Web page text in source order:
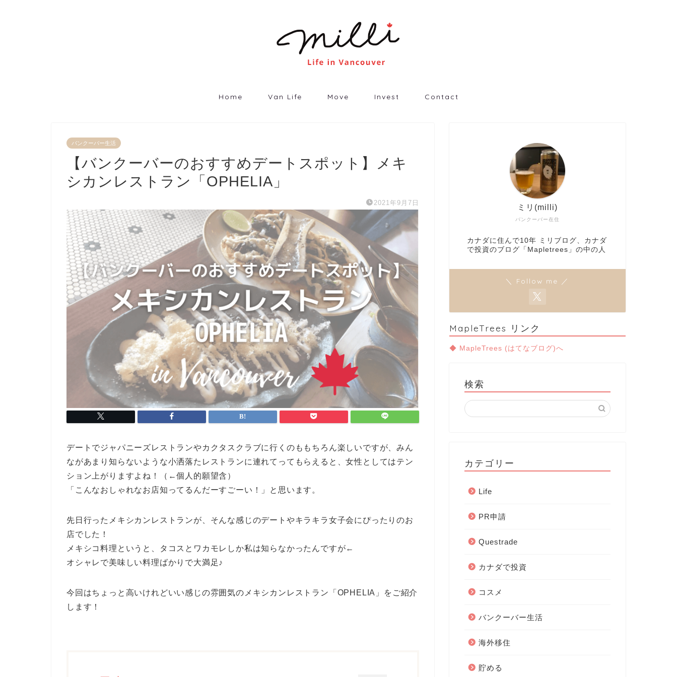
Home Van Life Move Invest Contact
バンクーバー生活
【バンクーバーのおすすめデートスポット】メキ
シカンレストラン「OPHELIA」
2021年9月7日
デートでジャパニーズレストランやカクタスクラブに行くのももちろん楽しいですが、みん
ながあまり知らないような小洒落たレストランに連れてってもらえると、女性としてはテン
ション上がりますよね！（←個人的願望含）
「こんなおしゃれなお店知ってるんだーすごーい！」と思います。
先日行ったメキシカンレストランが、そんな感じのデートやキラキラ女子会にぴったりのお
店でした！
メキシコ料理というと、タコスとワカモレしか私は知らなかったんですが←
オシャレで美味しい料理ばかりで大満足♪
今回はちょっと高いけれどいい感じの雰囲気のメキシカンレストラン「OPHELIA」をご紹介
します！
バンクーバー在住
ミリ(milli)
カナダに住んで10年 ミリブログ、カナダ
で投資のブログ「Mapletrees」の中の人
＼ Follow me ／
MapleTrees リンク
◆ MapleTrees (はてなブログ)へ
検索
カテゴリー
Life
PR申請
Questrade
カナダで投資
コスメ
バンクーバー生活
海外移住
貯める